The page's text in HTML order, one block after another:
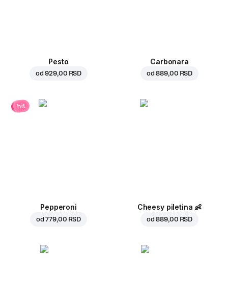
Pesto
od929,00 RSD
Carbonara
od889,00 RSD
hit
Pepperoni
od779,00 RSD
Cheesy piletina 👶
od889,00 RSD